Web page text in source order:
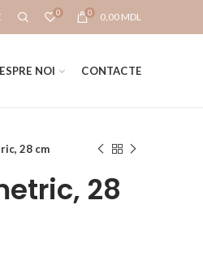
0 0 0,00 MDL
NOI CONTACTE
28 cm
28